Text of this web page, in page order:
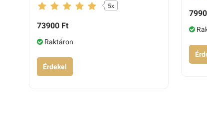
5x
73900 Ft
Raktáron
Érdekel